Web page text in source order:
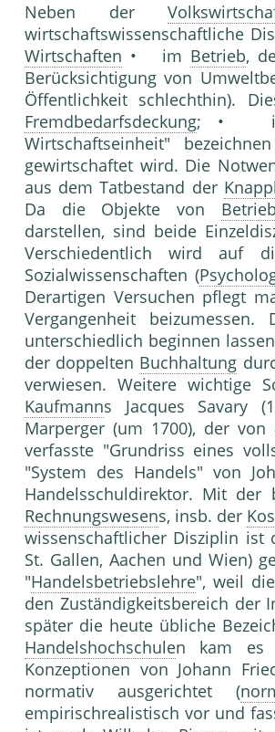
Neben der
wirtschaftswissenschaftliche
Wirtschaften • im Betrieb,
Berücksichtigung von
Öffentlichkeit schlechthin).
Fremdbedarfsdeckung; •
Wirtschaftseinheit"
gewirtschaftet wird. Die
aus dem Tatbestand der
Da die Objekte von
darstellen, sind beide
Verschiedentlich wird auf
Sozialwissenschaften (
Derartigen Versuchen pflegt
Vergangenheit
unterschiedlich beginnen
der doppelten Buchhaltung
verwiesen. Weitere wichtige
Kaufmanns Jacques Savary
Marperger (um 1700), der
verfasste "Grundriss eines
"System des Handels" von
Handelsschuldirektor. Mit der
Rechnungswesens, insb. der
wissenschaftlicher Disziplin ist
St. Gallen, Aachen und Wien)
"Handelsbetriebslehre", weil
den Zuständigkeitsbereich der
später die heute übliche
Handelshochschulen kam es
Konzeptionen von Johann
normativ ausgerichtet (
empirischrealistisch vor und